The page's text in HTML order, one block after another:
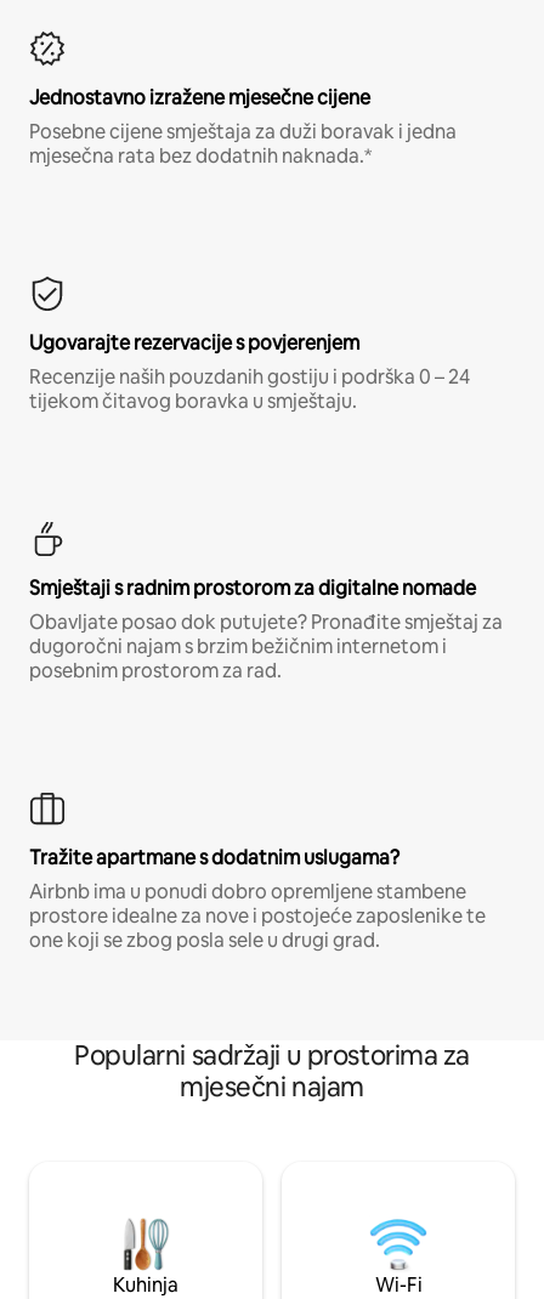
Jednostavno izražene mjesečne cijene
Posebne cijene smještaja za duži boravak i jedna
mjesečna rata bez dodatnih naknada.*
Ugovarajte rezervacije s povjerenjem
Recenzije naših pouzdanih gostiju i podrška 0 – 24
tijekom čitavog boravka u smještaju.
Smještaji s radnim prostorom za digitalne nomade
Obavljate posao dok putujete? Pronađite smještaj za
dugoročni najam s brzim bežičnim internetom i
posebnim prostorom za rad.
Tražite apartmane s dodatnim uslugama?
Airbnb ima u ponudi dobro opremljene stambene
prostore idealne za nove i postojeće zaposlenike te
one koji se zbog posla sele u drugi grad.
Popularni sadržaji u prostorima za
mjesečni najam
Kuhinja Wi-Fi